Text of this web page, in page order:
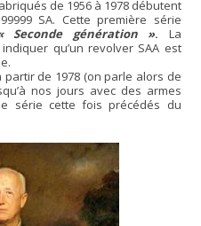
de 1956 à 1978 débutent
SA. Cette première série
Seconde génération ». La
qu’un revolver SAA est
de 1978 (on parle alors de
nos jours avec des armes
série cette fois précédés du